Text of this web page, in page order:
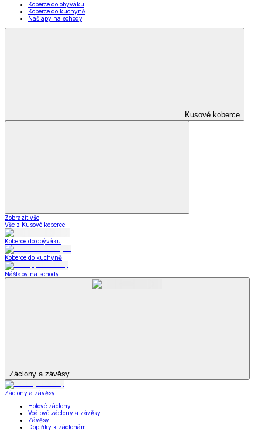
Koberce do obýváku
Koberce do kuchyně
Nášlapy na schody
Kusové koberce
Zobrazit vše
Vše z Kusové koberce
Koberce do obýváku
Koberce do kuchyně
Nášlapy na schody
Záclony a závěsy
Záclony a závěsy
Hotové záclony
Voálové záclony a závěsy
Závěsy
Doplňky k záclonám